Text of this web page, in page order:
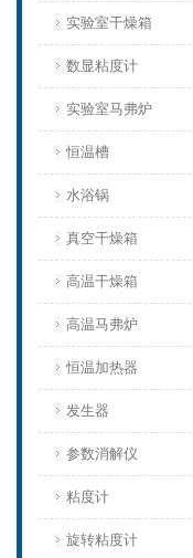
实验室干燥箱
数显粘度计
实验室马弗炉
恒温槽
水浴锅
真空干燥箱
高温干燥箱
高温马弗炉
恒温加热器
发生器
参数消解仪
粘度计
旋转粘度计